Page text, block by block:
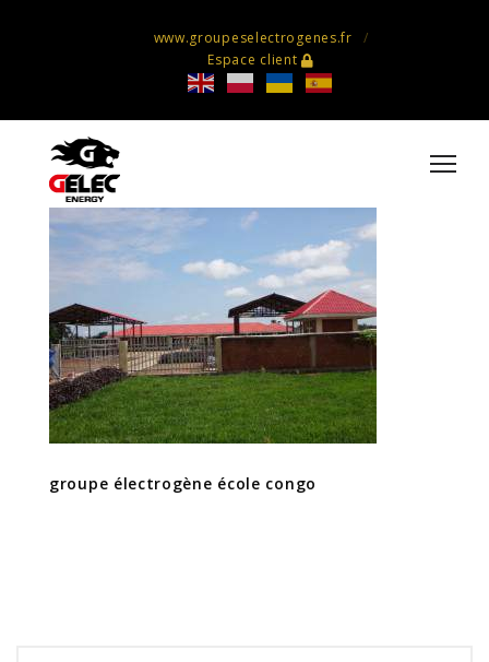
www.groupeselectrogenes.fr
Espace client
groupe électrogène école congo
groupe électrogène école congo